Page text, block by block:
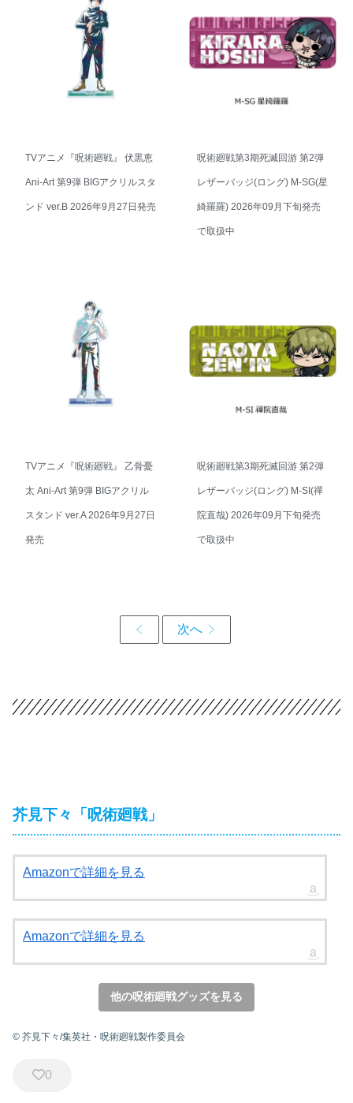
TVアニメ『呪術廻戦』 伏黒恵
Ani-Art 第9弾 BIGアクリルスタ
ンド ver.B 2026年9月27日発売
呪術廻戦第3期死滅回游 第2弾
レザーバッジ(ロング) M-SG(星
綺羅羅) 2026年09月下旬発売
で取扱中
TVアニメ『呪術廻戦』 乙骨憂
太 Ani-Art 第9弾 BIGアクリル
スタンド ver.A 2026年9月27日
発売
呪術廻戦第3期死滅回游 第2弾
レザーバッジ(ロング) M-SI(禪
院直哉) 2026年09月下旬発売
で取扱中
芥見下々「呪術廻戦」
Amazonで詳細を見る
Amazonで詳細を見る
他の呪術廻戦グッズを見る
© 芥見下々/集英社・呪術廻戦製作委員会
0